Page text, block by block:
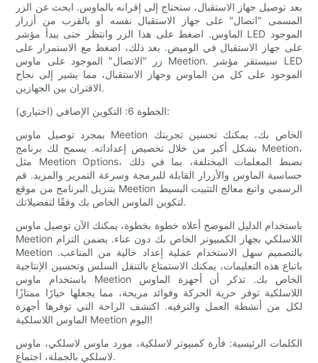
بعد توصيل جهاز الاستقبال، ستحتاج إلى إقرانه بالماوس. ابحث عن الزر
المسمى "اتصال" على جهاز الاستقبال نفسه أو بالقرب من أزرار
الماوس. اضغط على هذا الزر وانتظر حتى يبدأ مؤشر LED الموجود
على جهاز الاستقبال في الوميض. بعد ذلك، اضغط مع الاستمرار على
زر "الاتصال" الموجود على ماوس Meetion. سيستقر مؤشر LED
الموجود على كل من الماوس وجهاز الاستقبال، مما يشير إلى نجاح
الاقتران بين الجهازين.
الخطوة 6: التكوين الإضافي (اختياري):
بمجرد توصيل ماوس Meetion الخاص بك، يمكنك تحسين تجربتك
بشكل أكبر من خلال تخصيص إعداداته. يسمح لك برنامج Meetion،
مثل Meetion Options، بضبط المعلمات المختلفة، بما في ذلك
حساسية الماوس والأزرار القابلة للبرمجة وسرعة التمرير والمزيد. قم
بتنزيل البرنامج من موقع Meetion الرسمي واتبع معالج التثبيت البسيط
لتكوين الماوس الخاص بك وفقًا لتفضيلاتك.
باستخدام الدليل الموضح أعلاه خطوة بخطوة، يمكنك الآن توصيل ماوس
Meetion اللاسلكي بجهاز الكمبيوتر الخاص بك دون عناء. يضمن التزام
Meetion بالتصميم سهل الاستخدام عملية إعداد خالية من المتاعب.
باتباع هذه التعليمات، يمكنك الاستمتاع بالتنقل السلس وتحسين الإنتاجية
باستخدام ماوس Meetion الخاص بك. تذكر أن أجهزة الماوس
اللاسلكية توفر حرية الحركة وفوائد مريحة، مما يجعلها خيارًا ممتازًا
لكل من أنشطة العمل والترفيه. اكتشف الراحة التي توفرها أجهزة
الماوس اللاسلكية Meetion اليوم!
الكلمات الرئيسية: فأرة كمبيوتر لاسلكية، مورد ماوس لاسلكي، ماوس
لاسلكي بالجملة، اجتماع.